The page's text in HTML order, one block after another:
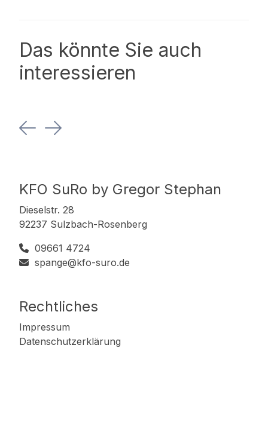
Das könnte Sie auch
interessieren
Previous
Next
KFO SuRo by Gregor Stephan
Dieselstr. 28
92237 Sulzbach-Rosenberg
09661 4724
spange@kfo-suro.de
Rechtliches
Impressum
Datenschutzerklärung